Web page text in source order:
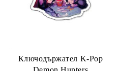
Ключодържател K-Pop